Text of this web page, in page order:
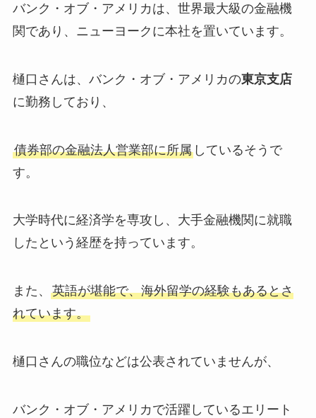
バンク・オブ・アメリカは、世界最大級の金融機
関であり、ニューヨークに本社を置いています。
樋口さんは、バンク・オブ・アメリカの東京支店
に勤務しており、
債券部の金融法人営業部に所属しているそうで
す。
大学時代に経済学を専攻し、大手金融機関に就職
したという経歴を持っています。
また、 英語が堪能で、海外留学の経験もあるとさ
れています。
樋口さんの職位などは公表されていませんが、
バンク・オブ・アメリカで活躍しているエリート